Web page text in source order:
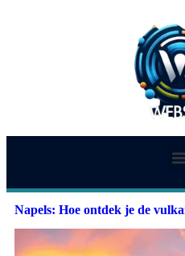
Napels: Hoe ontdek je de